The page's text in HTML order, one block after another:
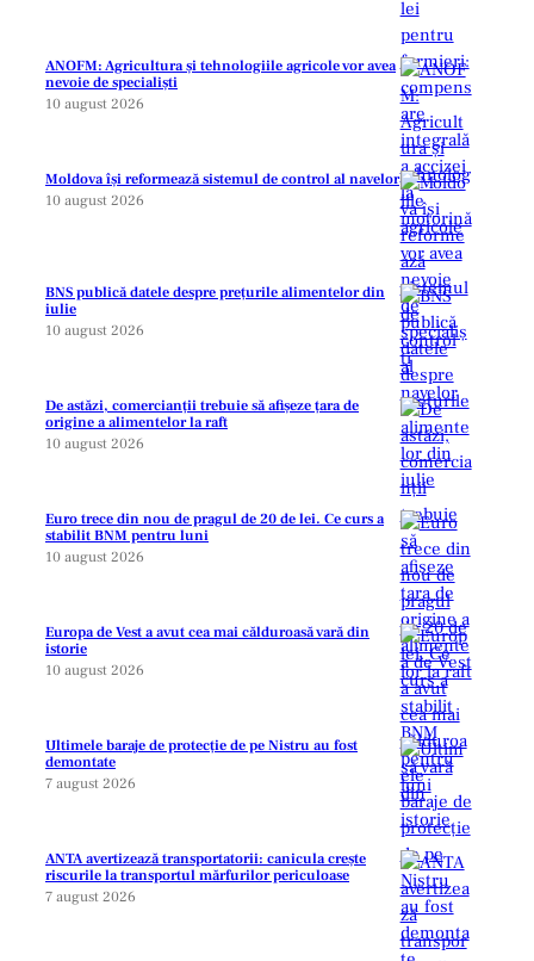
ANOFM: Agricultura și tehnologiile agricole vor avea
nevoie de specialiști
10 august 2026
Moldova își reformează sistemul de control al navelor
10 august 2026
BNS publică datele despre prețurile alimentelor din
iulie
10 august 2026
De astăzi, comercianții trebuie să afișeze țara de
origine a alimentelor la raft
10 august 2026
Euro trece din nou de pragul de 20 de lei. Ce curs a
stabilit BNM pentru luni
10 august 2026
Europa de Vest a avut cea mai călduroasă vară din
istorie
10 august 2026
Ultimele baraje de protecție de pe Nistru au fost
demontate
7 august 2026
ANTA avertizează transportatorii: canicula crește
riscurile la transportul mărfurilor periculoase
7 august 2026